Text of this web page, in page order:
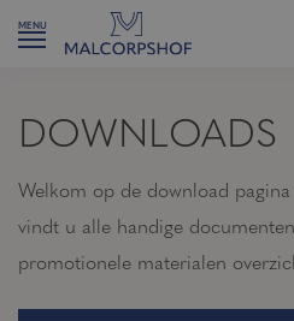
DOWNLOADS
Welkom op de download pagina
vindt u alle handige
promotionele materialen